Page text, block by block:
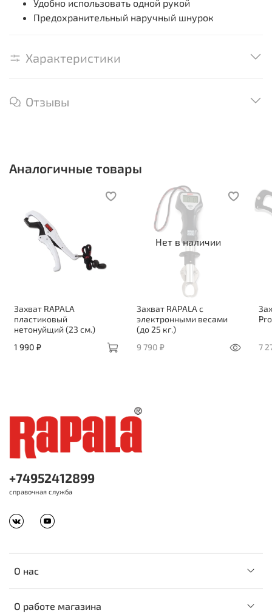
Удобно использовать одной рукой
Предохранительный наручный шнурок
Характеристики
Отзывы
Аналогичные товары
Захват RAPALA
пластиковый
нетонуйщий (23 см.)
1 990 ₽
Нет в наличии
Захват RAPALA c
электронными весами
(до 25 кг.)
9 790 ₽
7
О нас
О работе магазина
+74952412899
справочная служба